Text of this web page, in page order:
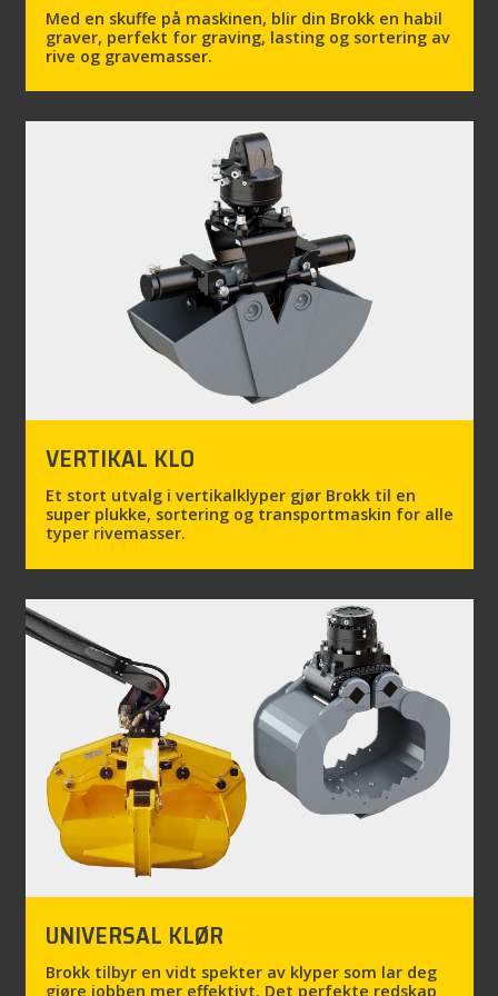
Med en skuffe på maskinen, blir din Brokk en habil
graver, perfekt for graving, lasting og sortering av
rive og gravemasser.
VERTIKAL KLO
Et stort utvalg i vertikalklyper gjør Brokk til en
super plukke, sortering og transportmaskin for alle
typer rivemasser.
UNIVERSAL KLØR
Brokk tilbyr en vidt spekter av klyper som lar deg
gjøre jobben mer effektivt. Det perfekte redskap